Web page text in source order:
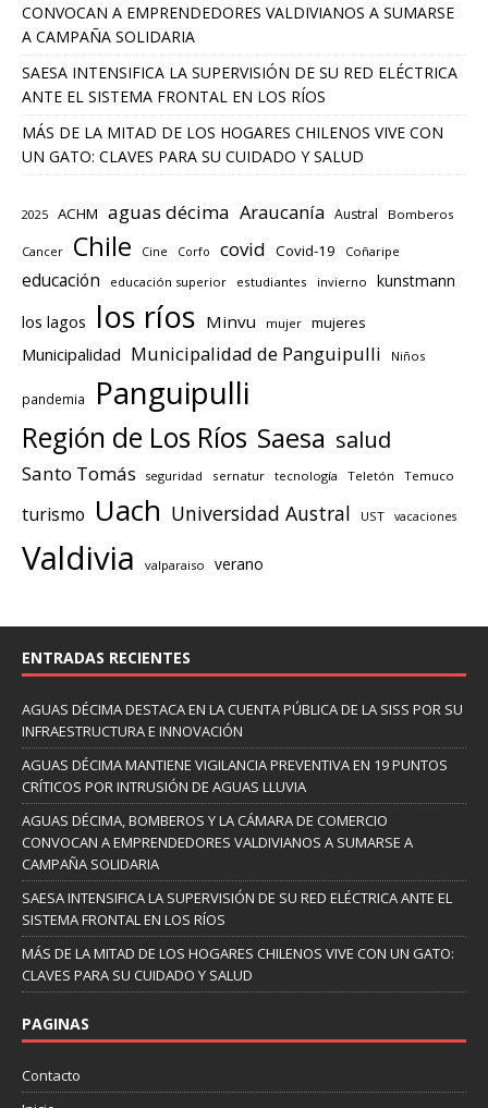
CONVOCAN A EMPRENDEDORES VALDIVIANOS A SUMARSE
A CAMPAÑA SOLIDARIA
SAESA INTENSIFICA LA SUPERVISIÓN DE SU RED ELÉCTRICA
ANTE EL SISTEMA FRONTAL EN LOS RÍOS
MÁS DE LA MITAD DE LOS HOGARES CHILENOS VIVE CON
UN GATO: CLAVES PARA SU CUIDADO Y SALUD
2025 ACHM aguas décima Araucanía Austral Bomberos
Cancer Chile Cine Corfo covid Covid-19 Coñaripe
educación educación superior estudiantes invierno kunstmann
los lagos los ríos Minvu mujer mujeres
Municipalidad Municipalidad de Panguipulli Niños
pandemia Panguipulli
Región de Los Ríos Saesa salud
Santo Tomás seguridad sernatur tecnología Teletón Temuco
turismo Uach Universidad Austral UST vacaciones
Valdivia valparaiso verano
ENTRADAS RECIENTES
AGUAS DÉCIMA DESTACA EN LA CUENTA PÚBLICA DE LA SISS POR SU
INFRAESTRUCTURA E INNOVACIÓN
AGUAS DÉCIMA MANTIENE VIGILANCIA PREVENTIVA EN 19 PUNTOS
CRÍTICOS POR INTRUSIÓN DE AGUAS LLUVIA
AGUAS DÉCIMA, BOMBEROS Y LA CÁMARA DE COMERCIO
CONVOCAN A EMPRENDEDORES VALDIVIANOS A SUMARSE A
CAMPAÑA SOLIDARIA
SAESA INTENSIFICA LA SUPERVISIÓN DE SU RED ELÉCTRICA ANTE EL
SISTEMA FRONTAL EN LOS RÍOS
MÁS DE LA MITAD DE LOS HOGARES CHILENOS VIVE CON UN GATO:
CLAVES PARA SU CUIDADO Y SALUD
PAGINAS
Contacto